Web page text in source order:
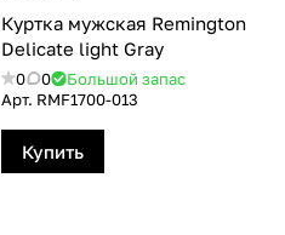
Куртка мужская Remington
Delicate light Gray
0 0
Большой запас
Арт. RMF1700-013
Купить